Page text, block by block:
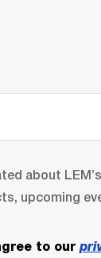
about
upcoming
to our